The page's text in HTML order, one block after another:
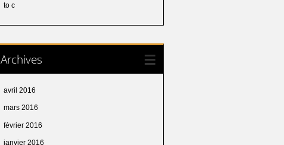
to c
Archives
avril 2016
mars 2016
février 2016
janvier 2016